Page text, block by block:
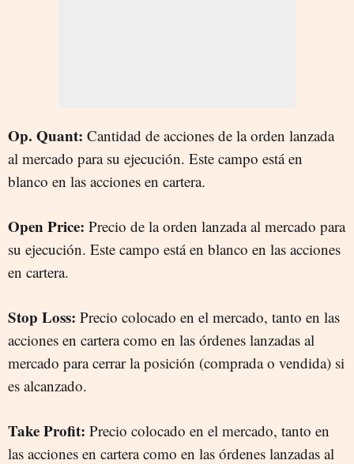
Op. Quant: Cantidad de acciones de la orden lanzada
al mercado para su ejecución. Este campo está en
blanco en las acciones en cartera.
Open Price: Precio de la orden lanzada al mercado para
su ejecución. Este campo está en blanco en las acciones
en cartera.
Stop Loss: Precio colocado en el mercado, tanto en las
acciones en cartera como en las órdenes lanzadas al
mercado para cerrar la posición (comprada o vendida) si
es alcanzado.
Take Profit: Precio colocado en el mercado, tanto en
las acciones en cartera como en las órdenes lanzadas al